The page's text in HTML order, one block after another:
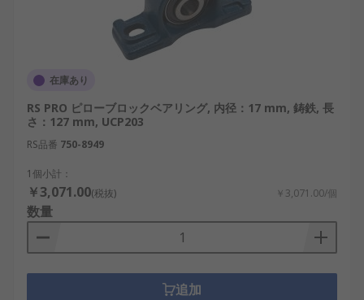
なずれを吸収し、振動低減に役立ちます。
軽量型プランマブロック：装置全体の軽量化
を重視した設計で、可動部に適しています。
ピローブロック・プランマブロッ
クの利点
として多くの利点を持ち、産業分野で広く利用され
ています。設計の自由度と運用効率の両面から評価
されています。
設置と保守の容易さ：搬送装置や物流設備で
迅速な交換作業が可能です。例として、コン
ベヤ設備や仕分け装置が挙げられます。
在庫あり
RS PRO ピローブロックベアリング, 内径：17 mm, 鋳鉄, 長
さ：127 mm, UCP203
RS品番 750-8949
1個小計：
￥3,071.00(税抜) ￥3,071.00/個
数量
追加